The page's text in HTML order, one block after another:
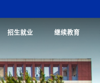
招生就业 继续教育